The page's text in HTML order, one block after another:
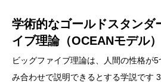
学術的なゴールドスタンダ
イブ理論（OCEANモデル）
ビッグファイブ理論は、人間の性格が
み合わせで説明できるとする学説です